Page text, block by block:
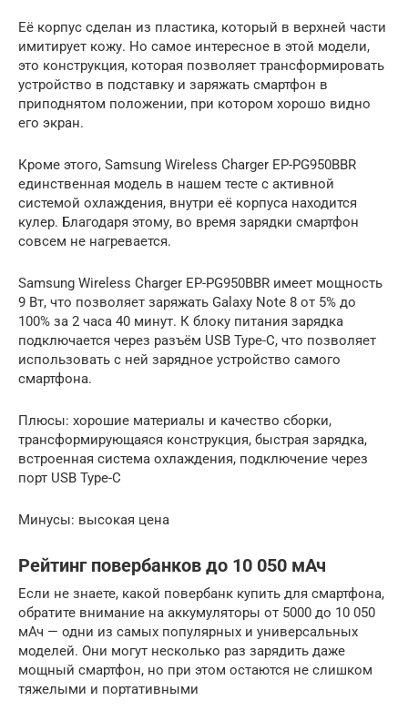
Её корпус сделан из пластика, который в верхней части
имитирует кожу. Но самое интересное в этой модели,
это конструкция, которая позволяет трансформировать
устройство в подставку и заряжать смартфон в
приподнятом положении, при котором хорошо видно
его экран.
Кроме этого, Samsung Wireless Charger EP-PG950BBR
единственная модель в нашем тесте с активной
системой охлаждения, внутри её корпуса находится
кулер. Благодаря этому, во время зарядки смартфон
совсем не нагревается.
Samsung Wireless Charger EP-PG950BBR имеет мощность
9 Вт, что позволяет заряжать Galaxy Note 8 от 5% до
100% за 2 часа 40 минут. К блоку питания зарядка
подключается через разъём USB Type-C, что позволяет
использовать с ней зарядное устройство самого
смартфона.
Плюсы: хорошие материалы и качество сборки,
трансформирующаяся конструкция, быстрая зарядка,
встроенная система охлаждения, подключение через
порт USB Type-C
Минусы: высокая цена
Рейтинг повербанков до 10 050 мАч
Если не знаете, какой повербанк купить для смартфона,
обратите внимание на аккумуляторы от 5000 до 10 050
мАч — одни из самых популярных и универсальных
моделей. Они могут несколько раз зарядить даже
мощный смартфон, но при этом остаются не слишком
тяжелыми и портативными